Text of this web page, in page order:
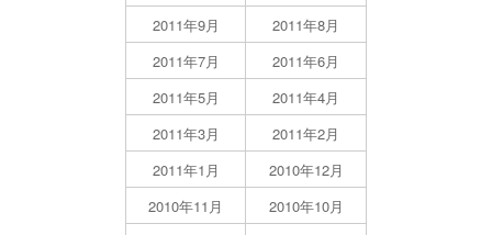
2011年9月
2011年8月
2011年7月
2011年6月
2011年5月
2011年4月
2011年3月
2011年2月
2011年1月
2010年12月
2010年11月
2010年10月